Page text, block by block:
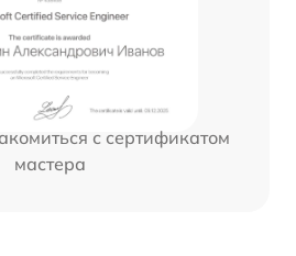
с сертификатом
мастера